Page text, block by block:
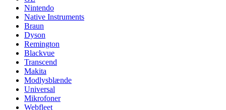
Nintendo
Native Instruments
Braun
Dyson
Remington
Blackvue
Transcend
Makita
Modlysblænde
Universal
Mikrofoner
Webfleet